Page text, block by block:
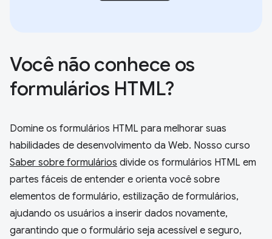
Você não conhece os
formulários HTML?
Domine os formulários HTML para melhorar suas
habilidades de desenvolvimento da Web. Nosso curso
Saber sobre formulários divide os formulários HTML em
partes fáceis de entender e orienta você sobre
elementos de formulário, estilização de formulários,
ajudando os usuários a inserir dados novamente,
garantindo que o formulário seja acessível e seguro,